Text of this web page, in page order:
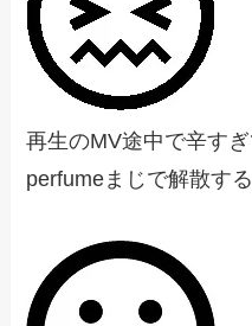
再生のMV途中で辛すぎ
perfumeまじで解散す